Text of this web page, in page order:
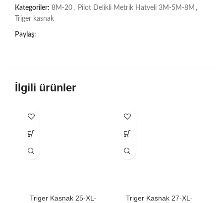
Kategoriler: 8M-20 , Pilot Delikli Metrik Hatveli 3M-5M-8M ,
Triger kasnak
Paylaş:
İlgili ürünler
Triger Kasnak 25-XL-
Triger Kasnak 27-XL-